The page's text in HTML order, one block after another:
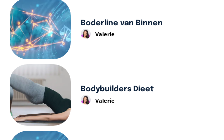
Boderline van Binnen
Valerie
Bodybuilders Dieet
Valerie